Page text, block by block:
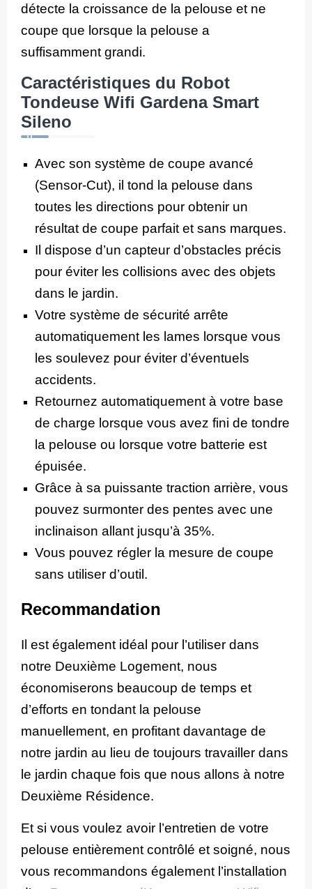
détecte la croissance de la pelouse et ne
coupe que lorsque la pelouse a
suffisamment grandi.
Caractéristiques du Robot
Tondeuse Wifi Gardena Smart
Sileno
Avec son système de coupe avancé
(Sensor-Cut), il tond la pelouse dans
toutes les directions pour obtenir un
résultat de coupe parfait et sans marques.
Il dispose d’un capteur d’obstacles précis
pour éviter les collisions avec des objets
dans le jardin.
Votre système de sécurité arrête
automatiquement les lames lorsque vous
les soulevez pour éviter d’éventuels
accidents.
Retournez automatiquement à votre base
de charge lorsque vous avez fini de tondre
la pelouse ou lorsque votre batterie est
épuisée.
Grâce à sa puissante traction arrière, vous
pouvez surmonter des pentes avec une
inclinaison allant jusqu’à 35%.
Vous pouvez régler la mesure de coupe
sans utiliser d’outil.
Recommandation
Il est également idéal pour l’utiliser dans
notre Deuxième Logement, nous
économiserons beaucoup de temps et
d’efforts en tondant la pelouse
manuellement, en profitant davantage de
notre jardin au lieu de toujours travailler dans
le jardin chaque fois que nous allons à notre
Deuxième Résidence.
Et si vous voulez avoir l’entretien de votre
pelouse entièrement contrôlé et soigné, nous
vous recommandons également l’installation